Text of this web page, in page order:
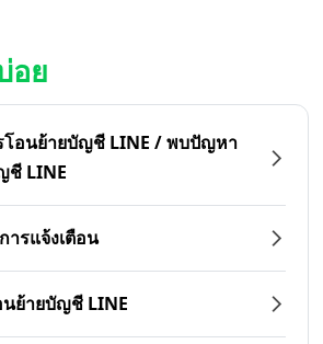
อย
โอนย้ายบัญชี LINE / พบปัญหา
ชี LINE
รแจ้งเตือน
นย้ายบัญชี LINE